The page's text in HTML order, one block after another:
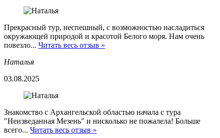
Прекрасный тур, неспешный, с возможностью насладиться
окружающей природой и красотой Белого моря. Нам очень
повезло... Читать весь отзыв »
Наталья
03.08.2025
Знакомство с Архангельской областью начала с тура
"Неизведанная Мезень" и нисколько не пожалела! Больше
всего... Читать весь отзыв »